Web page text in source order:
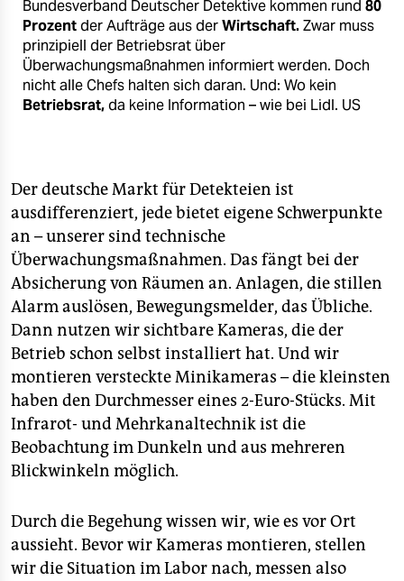
Bundesverband Deutscher Detektive kommen rund 80
Prozentder Aufträge aus derWirtschaft.Zwar muss
prinzipiell der Betriebsrat über
Überwachungsmaßnahmen informiert werden. Doch
nicht alle Chefs halten sich daran. Und: Wo kein
Betriebsrat,da keine Information – wie bei Lidl. US
Der deutsche Markt für Detekteien ist
ausdifferenziert, jede bietet eigene Schwerpunkte
an – unserer sind technische
Überwachungsmaßnahmen. Das fängt bei der
Absicherung von Räumen an. Anlagen, die stillen
Alarm auslösen, Bewegungsmelder, das Übliche.
Dann nutzen wir sichtbare Kameras, die der
Betrieb schon selbst installiert hat. Und wir
montieren versteckte Minikameras – die kleinsten
haben den Durchmesser eines 2-Euro-Stücks. Mit
Infrarot- und Mehrkanaltechnik ist die
Beobachtung im Dunkeln und aus mehreren
Blickwinkeln möglich.
Durch die Begehung wissen wir, wie es vor Ort
aussieht. Bevor wir Kameras montieren, stellen
wir die Situation im Labor nach, messen also